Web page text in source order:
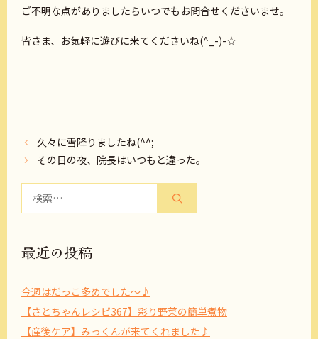
ご不明な点がありましたらいつでも お問合せ くださいませ。
皆さま、お気軽に遊びに来てくださいね(^_-)-☆
久々に雪降りましたね(^^;
その日の夜、院長はいつもと違った。
最近の投稿
今週はだっこ多めでした～♪
【さとちゃんレシピ367】彩り野菜の簡単煮物
【産後ケア】みっくんが来てくれました♪